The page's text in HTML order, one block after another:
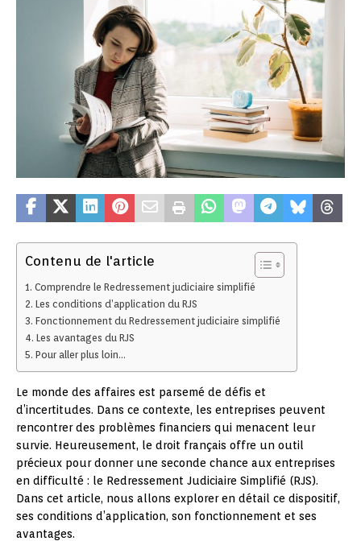
Contenu de l'article
Comprendre le Redressement judiciaire simplifié
Les conditions d’application du RJS
Fonctionnement du Redressement judiciaire simplifié
Les avantages du RJS
Pour aller plus loin…
Le monde des affaires est parsemé de défis et
d’incertitudes. Dans ce contexte, les entreprises peuvent
rencontrer des problèmes financiers qui menacent leur
survie. Heureusement, le droit français offre un outil
précieux pour donner une seconde chance aux entreprises
en difficulté : le Redressement Judiciaire Simplifié (RJS).
Dans cet article, nous allons explorer en détail ce dispositif,
ses conditions d’application, son fonctionnement et ses
avantages.